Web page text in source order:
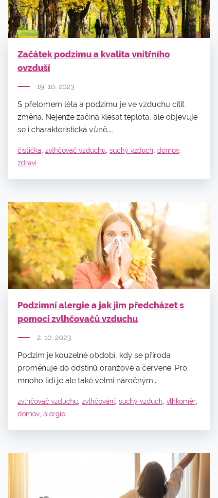
Začátek podzimu a kvalita vnitřního
ovzduší
19. 10. 2023
S přelomem léta a podzimu je ve vzduchu cítit
změna. Nejenže začíná klesat teplota, ale objevuje
se i charakteristická vůně....
čistička zvlhčovač vzduchu suchý vzduch domov
zdraví
Podzimní alergie a jak jim předcházet s
pomocí zvlhčovačů vzduchu
2. 10. 2023
Podzim je kouzelné období, kdy se příroda
proměňuje do odstínů oranžové a červené. Pro
mnoho lidí je ale také velmi náročným...
zvlhčovač vzduchu zvlhčování suchý vzduch vlhkoměr
domov alergie